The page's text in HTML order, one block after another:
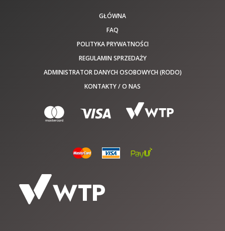
GŁÓWNA
FAQ
POLITYKA PRYWATNOŚCI
REGULAMIN SPRZEDAŻY
ADMINISTRATOR DANYCH OSOBOWYCH (RODO)
KONTAKTY / O NAS